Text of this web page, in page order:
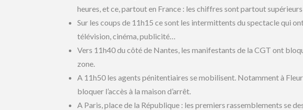
heures, et ce, partout en France : les chiffres sont partout
Sur les coups de 11h15 ce sont les intermittents du spectacle qui
télévision, cinéma, publicité…
Vers 11h40 du côté de Nantes, les manifestants de la CGT ont
zone.
A 11h50 les agents pénitentiaires se mobilisent. Notamment à
bloquer l’accès à la maison d’arrêt.
A Paris, place de la République : les premiers rassemblements se